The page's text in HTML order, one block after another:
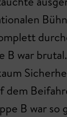
B war
dem
B war so